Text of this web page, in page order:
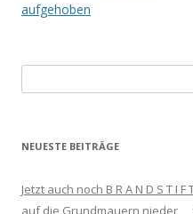
aufgehoben
nach:
NEUESTE BEITRÄGE
Jetzt auch noch B R A N D S T I
auf die Grundmauern nieder